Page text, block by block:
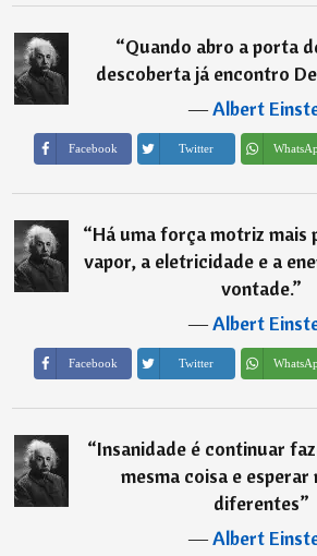
“Quando abro a porta
descoberta já encontro
―Albert
Facebook Twitter
“Há uma força motriz mais
vapor, a eletricidade e a
vontade.”
―Albert
Facebook Twitter
“Insanidade é continuar
mesma coisa e
diferentes”
―Albert